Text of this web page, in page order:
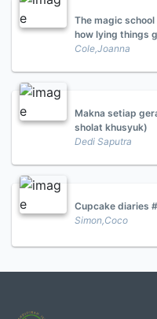
The magic
how lying things
Cole,Joanna
Makna setiap
sholat khusyuk)
Dedi Saputra
Cupcake diaries
Simon,Coco